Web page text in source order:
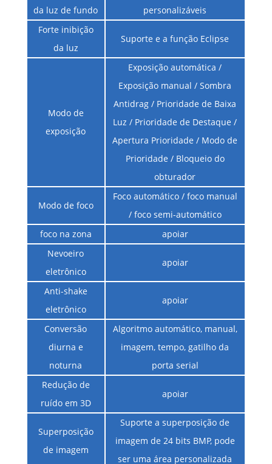
da luz de fundo
personalizáveis
Forte inibição
da luz
Suporte e a função Eclipse
Modo de
exposição
Exposição automática /
Exposição manual / Sombra
Antidrag / Prioridade de Baixa
Luz / Prioridade de Destaque /
Apertura Prioridade / Modo de
Prioridade / Bloqueio do
obturador
Modo de foco
Foco automático / foco manual
/ foco semi-automático
foco na zona
apoiar
Nevoeiro
eletrônico
apoiar
Anti-shake
eletrônico
apoiar
Conversão
diurna e
noturna
Algoritmo automático, manual,
imagem, tempo, gatilho da
porta serial
Redução de
ruído em 3D
apoiar
Superposição
de imagem
Suporte a superposição de
imagem de 24 bits BMP, pode
ser uma área personalizada